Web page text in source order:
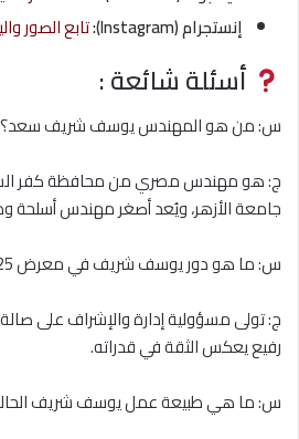
إنستجرام (Instagram):
تابع الصور
أسئلة شائعة :
س: من هو المهندس يوسف شريف سعد؟
جامعة الأزهر، ويُعد أصغر مهندس أسلحة
س: ما هو دور يوسف شريف في معرض EDEX 2025؟
ج: تولى مسؤولية إدارة والإشراف على
رفيع يعكس الثقة في قدراته.
س: ما هي طبيعة عمل يوسف شريف